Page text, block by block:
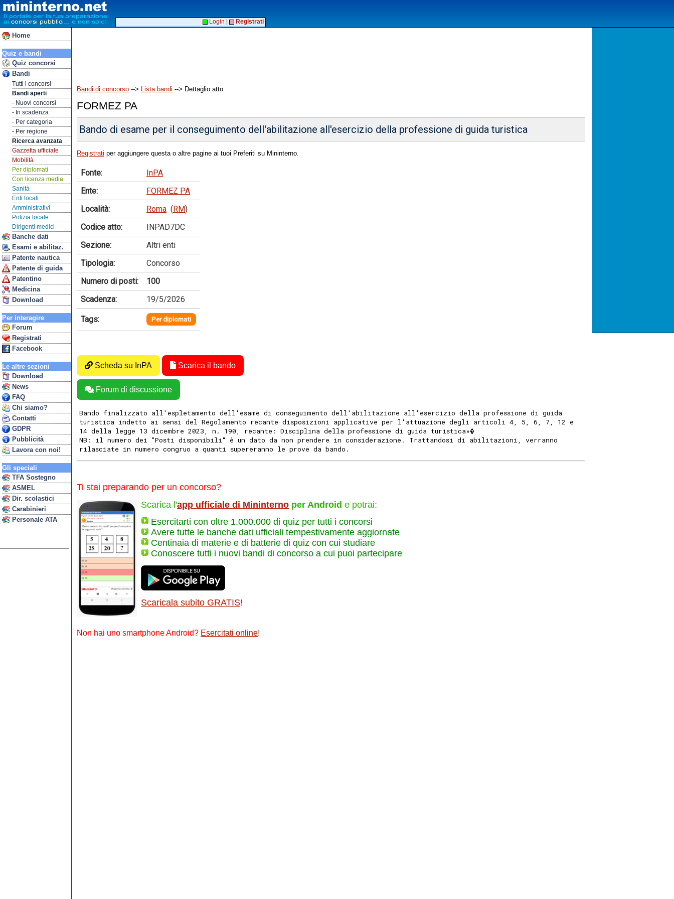
Home
Quiz e bandi
Quiz concorsi
Bandi
Tutti i concorsi
Bandi aperti
- Nuovi concorsi
- In scadenza
- Per categoria
- Per regione
Ricerca avanzata
Gazzetta ufficiale
Mobilità
Per diplomati
Con licenza media
Sanità
Enti locali
Amministrativi
Polizia locale
Dirigenti medici
Banche dati
Esami e abilitaz.
Patente nautica
Patente di guida
Patentino
Medicina
Download
Per interagire
Forum
Registrati
Facebook
Le altre sezioni
Download
News
FAQ
Chi siamo?
Contatti
GDPR
Pubblicità
Lavora con noi!
Gli speciali
TFA Sostegno
ASMEL
Dir. scolastici
Carabinieri
Personale ATA
Login Registrati
Bandi di concorso --> Lista bandi --> Dettaglio atto
FORMEZ PA
Bando di esame per il conseguimento dell'abilitazione all'esercizio della professione di guida turistica
Registrati per aggiungere questa o altre pagine ai tuoi Preferiti su Mininterno.
Fonte:
InPA
Ente:
FORMEZ PA
Località:
Roma (RM)
Codice atto:
INPAD7DC
Sezione:
Altri enti
Tipologia:
Concorso
Numero di posti:
100
Scadenza:
19/5/2026
Tags: Per diplomati
Scheda su InPA Scarica il bando
Forum di discussione
Bando finalizzato all'espletamento dell'esame di conseguimento dell'abilitazione all'esercizio della professione di guida
turistica indetto ai sensi del Regolamento recante disposizioni applicative per l'attuazione degli articoli 4, 5, 6, 7, 12 e
14 della legge 13 dicembre 2023, n. 190, recante: Disciplina della professione di guida turistica»�
NB: il numero dei "Posti disponibili" è un dato da non prendere in considerazione. Trattandosi di abilitazioni, verranno
rilasciate in numero congruo a quanti supereranno le prove da bando.
Ti stai preparando per un concorso?
Scarica l'app ufficiale di Mininterno per Android e potrai:
Esercitarti con oltre 1.000.000 di quiz per tutti i concorsi
Avere tutte le banche dati ufficiali tempestivamente aggiornate
Centinaia di materie e di batterie di quiz con cui studiare
Conoscere tutti i nuovi bandi di concorso a cui puoi partecipare
Scaricala subito GRATIS!
Non hai uno smartphone Android? Esercitati online!